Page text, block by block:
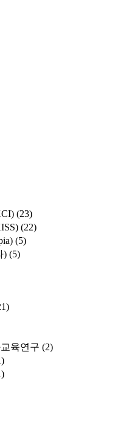
(23)
(22)
(5)
) (5)
육연구 (2)